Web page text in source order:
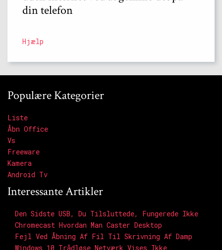
din telefon
Hjælp
Populære Kategorier
Liste
Åbn Office
Vs
Freeware
Kamera
Android Tv
Interessante Artikler
Den Sidste USB, Du Tilsluttede, Fungerede Ikke
Chromecast Hvordan Man Caster Desktop
Fejl Ved Åbning Af Fil Til Skrivning Af Damp
Windows 10 Trådløse Netværk Vises Ikke